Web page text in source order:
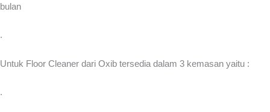
bulan
.
Untuk Floor Cleaner dari Oxib tersedia dalam 3 kemasan yaitu :
.